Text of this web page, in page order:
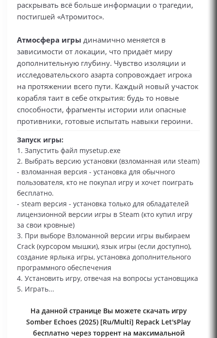
раскрывать всё больше информации о трагедии,
постигшей «Атромитос».
Атмосфера игры динамично меняется в
зависимости от локации, что придаёт миру
дополнительную глубину. Чувство изоляции и
исследовательского азарта сопровождает игрока
на протяжении всего пути. Каждый новый участок
корабля таит в себе открытия: будь то новые
способности, фрагменты истории или опасные
противники, готовые испытать навыки героини.
Запуск игры:
1. Запустить файл mysetup.exe
2. Выбрать версию установки (взломанная или steam)
- взломанная версия - установка для обычного
пользователя, кто не покупал игру и хочет поиграть
бесплатно.
- steam версия - установка только для обладателей
лицензионной версии игры в Steam (кто купил игру
за свои кровные)
3. При выборе Взломанной версии игры выбираем
Сrack (курсором мышки), язык игры (если доступно),
создание ярлыка игры, установка дополнительного
программного обеспечения
4. Установить игру, отвечая на вопросы установщика
5. Играть...
На данной странице Вы можете скачать игру
Somber Echoes (2025) [Ru/Multi] Repack Let'sРlay
бесплатно через торрент на максимальной